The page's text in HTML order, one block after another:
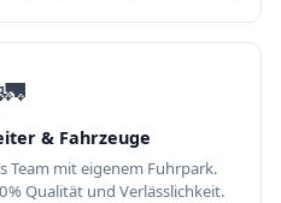
& Fahrzeuge
Team mit eigenem Fuhrpark.
Qualität und Verlässlichkeit.